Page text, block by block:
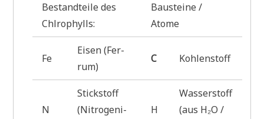
Bestand­tei­le des
Chlrophylls:
Bau­stei­ne /
Atome
Fe
Eisen (Fer­
rum)
C Kohlenstoff
N
Stick­stoff
(Nitro­ge­ni­
H
Was­ser­stoff
(aus H₂O /